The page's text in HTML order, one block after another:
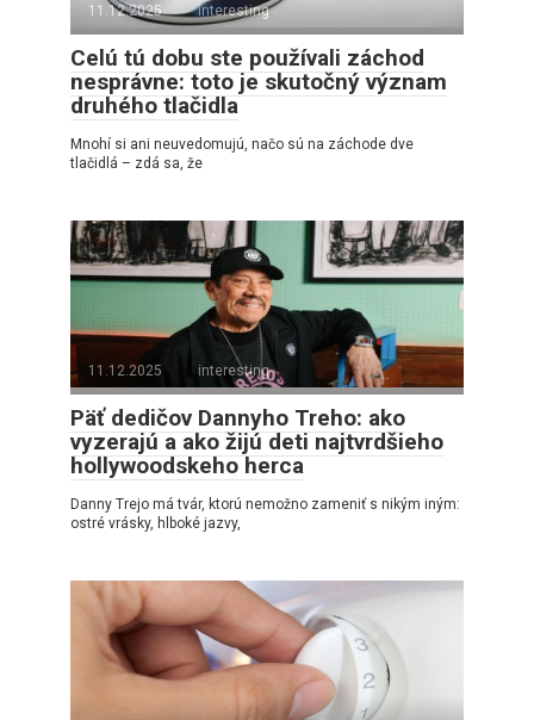
11.12.2025 interesting
Celú tú dobu ste používali záchod
nesprávne: toto je skutočný význam
druhého tlačidla
Mnohí si ani neuvedomujú, načo sú na záchode dve
tlačidlá – zdá sa, že
11.12.2025 interesting
Päť dedičov Dannyho Treho: ako
vyzerajú a ako žijú deti najtvrdšieho
hollywoodskeho herca
Danny Trejo má tvár, ktorú nemožno zameniť s nikým iným:
ostré vrásky, hlboké jazvy,